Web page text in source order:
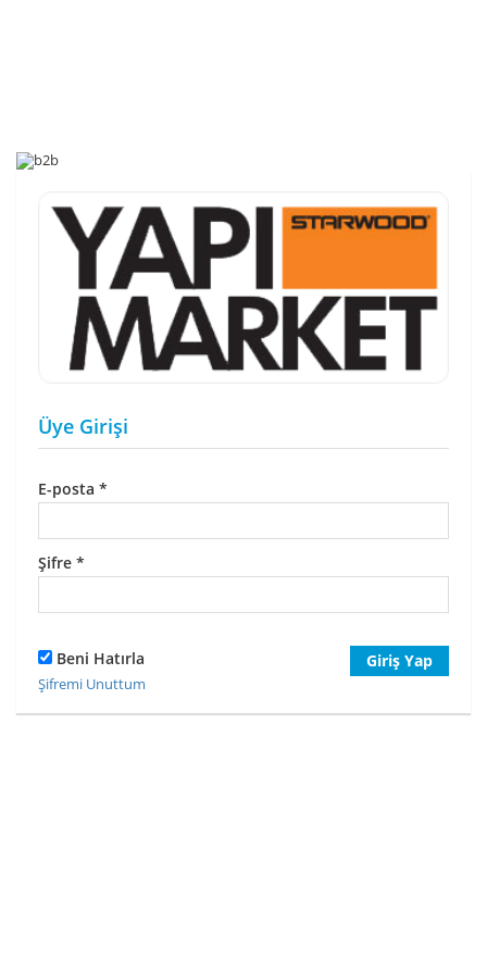
Üye Girişi
E-posta *
Şifre *
Beni Hatırla Giriş Yap
Şifremi Unuttum